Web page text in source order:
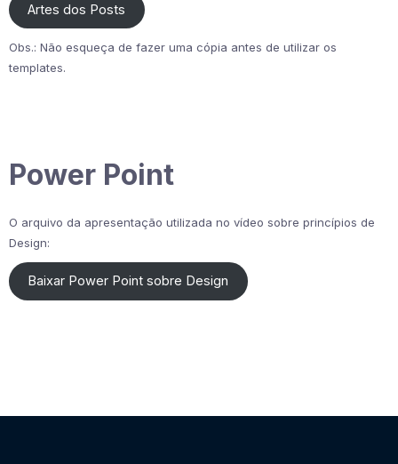
Artes dos Posts
Obs.: Não esqueça de fazer uma cópia antes de utilizar os
templates.
Power Point
O arquivo da apresentação utilizada no vídeo sobre princípios de
Design:
Baixar Power Point sobre Design